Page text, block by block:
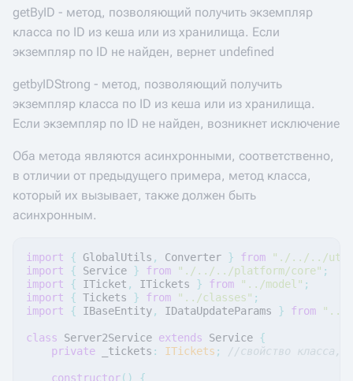
getByID - метод, позволяющий получить экземпляр
класса по ID из кеша или из хранилища. Если
экземпляр по ID не найден, вернет undefined
getbyIDStrong - метод, позволяющий получить
экземпляр класса по ID из кеша или из хранилища.
Если экземпляр по ID не найден, возникнет исключение
Оба метода являются асинхронными, соответственно,
в отличии от предыдущего примера, метод класса,
который их вызывает, также должен быть
асинхронным.
import { GlobalUtils , Converter } from
"./../../
import
{ Service } from "./../../platform/core" ;
import
{ ITicket , ITickets } from "../model" ;
import
{ Tickets } from "../classes" ;
import
{ IBaseEntity, IDataUpdateParams } from "../
class Server2Service extends Service {
private
_tickets : ITickets ; //свойство класса,
constructor() {